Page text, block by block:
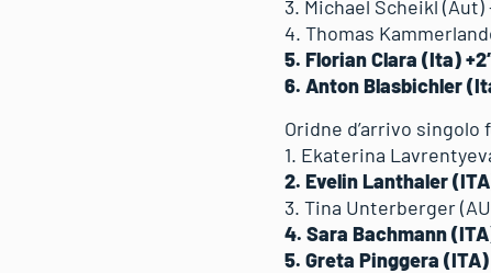
3. Michael Scheikl (Aut)
4. Thomas
5. Florian Clara (Ita)
6. Anton Blasbichler
Oridne d’arrivo singolo
1. Ekaterina
2. Evelin Lanthaler
3. Tina Unterberger
4. Sara Bachmann
5. Greta Pinggera (ITA)